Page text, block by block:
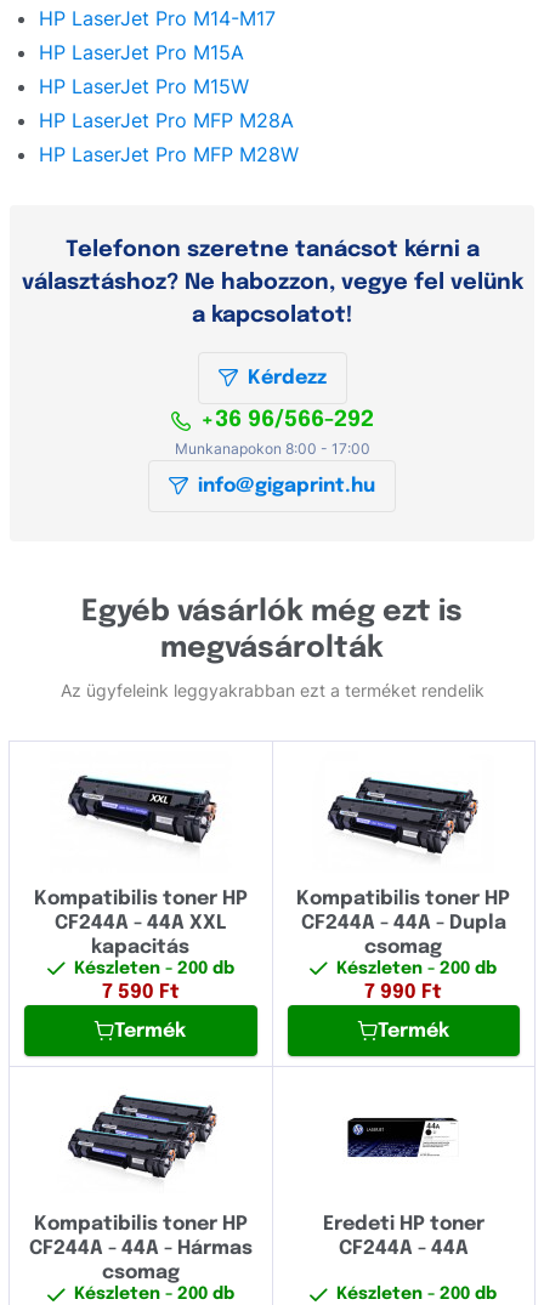
Webáruház értékelés
Kérdezzen
HP LaserJet Pro M14-M17
HP LaserJet Pro M15A
HP LaserJet Pro M15W
HP LaserJet Pro MFP M28A
HP LaserJet Pro MFP M28W
Telefonon szeretne tanácsot kérni a
választáshoz? Ne habozzon, vegye fel velünk
a kapcsolatot!
Kérdezz
+36 96/566-292
Munkanapokon 8:00 - 17:00
info@gigaprint.hu
Egyéb vásárlók még ezt is
megvásárolták
Az ügyfeleink leggyakrabban ezt a terméket rendelik
Kompatibilis toner HP
CF244A - 44A XXL
kapacitás
Készleten - 200 db
7 590 Ft
Termék
Kompatibilis toner HP
CF244A - 44A - Dupla
csomag
Készleten- 200 db
7 990 Ft
Termék
Kompatibilis toner HP
CF244A - 44A - Hármas
csomag
Készleten - 200 db
Eredeti HP toner
CF244A - 44A
Készleten- 200 db